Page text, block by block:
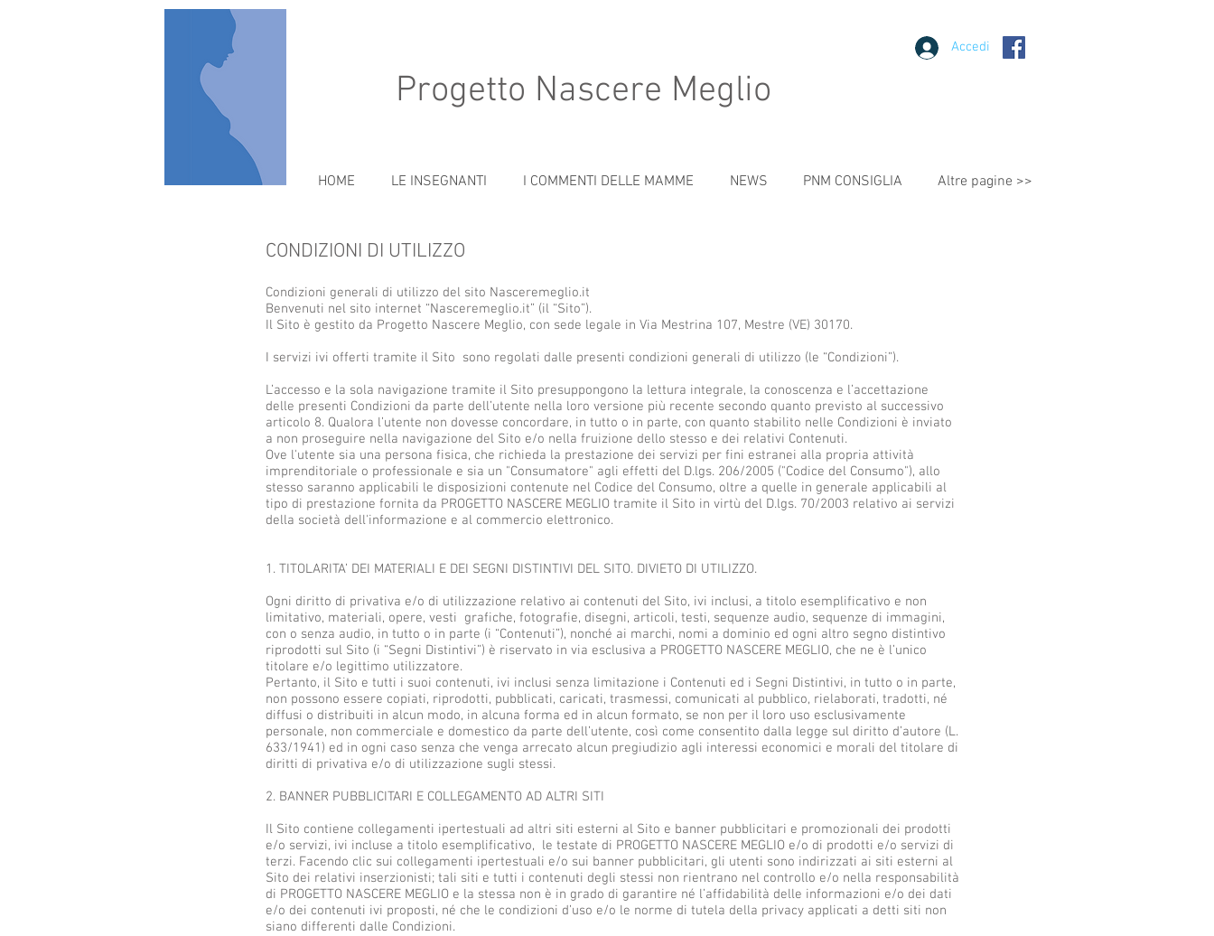
Accedi
Progetto Nascere Meglio
HOME LE INSEGNANTI I COMMENTI DELLE MAMME NEWS PNM CONSIGLIA Altre pagine >>
CONDIZIONI DI UTILIZZO
Condizioni generali di utilizzo del sito Nasceremeglio.it
Benvenuti nel sito internet “Nasceremeglio.it” (il “Sito”).
Il Sito è gestito da Progetto Nascere Meglio, con sede legale in Via Mestrina 107, Mestre (VE) 30170.
I servizi ivi offerti tramite il Sito sono regolati dalle presenti condizioni generali di utilizzo (le “Condizioni”).
L’accesso e la sola navigazione tramite il Sito presuppongono la lettura integrale, la conoscenza e l’accettazione
delle presenti Condizioni da parte dell’utente nella loro versione più recente secondo quanto previsto al successivo
articolo 8. Qualora l’utente non dovesse concordare, in tutto o in parte, con quanto stabilito nelle Condizioni è inviato
a non proseguire nella navigazione del Sito e/o nella fruizione dello stesso e dei relativi Contenuti.
Ove l'utente sia una persona fisica, che richieda la prestazione dei servizi per fini estranei alla propria attività
imprenditoriale o professionale e sia un "Consumatore" agli effetti del D.lgs. 206/2005 ("Codice del Consumo"), allo
stesso saranno applicabili le disposizioni contenute nel Codice del Consumo, oltre a quelle in generale applicabili al
tipo di prestazione fornita da PROGETTO NASCERE MEGLIO tramite il Sito in virtù del D.lgs. 70/2003 relativo ai servizi
della società dell'informazione e al commercio elettronico.
1. TITOLARITA’ DEI MATERIALI E DEI SEGNI DISTINTIVI DEL SITO. DIVIETO DI UTILIZZO.
Ogni diritto di privativa e/o di utilizzazione relativo ai contenuti del Sito, ivi inclusi, a titolo esemplificativo e non
limitativo, materiali, opere, vesti grafiche, fotografie, disegni, articoli, testi, sequenze audio, sequenze di immagini,
con o senza audio, in tutto o in parte (i “Contenuti”), nonché ai marchi, nomi a dominio ed ogni altro segno distintivo
riprodotti sul Sito (i “Segni Distintivi”) è riservato in via esclusiva a PROGETTO NASCERE MEGLIO, che ne è l’unico
titolare e/o legittimo utilizzatore.
Pertanto, il Sito e tutti i suoi contenuti, ivi inclusi senza limitazione i Contenuti ed i Segni Distintivi, in tutto o in parte,
non possono essere copiati, riprodotti, pubblicati, caricati, trasmessi, comunicati al pubblico, rielaborati, tradotti, né
diffusi o distribuiti in alcun modo, in alcuna forma ed in alcun formato, se non per il loro uso esclusivamente
personale, non commerciale e domestico da parte dell’utente, così come consentito dalla legge sul diritto d’autore (L.
633/1941) ed in ogni caso senza che venga arrecato alcun pregiudizio agli interessi economici e morali del titolare di
diritti di privativa e/o di utilizzazione sugli stessi.
2. BANNER PUBBLICITARI E COLLEGAMENTO AD ALTRI SITI
Il Sito contiene collegamenti ipertestuali ad altri siti esterni al Sito e banner pubblicitari e promozionali dei prodotti
e/o servizi, ivi incluse a titolo esemplificativo, le testate di PROGETTO NASCERE MEGLIO e/o di prodotti e/o servizi di
terzi. Facendo clic sui collegamenti ipertestuali e/o sui banner pubblicitari, gli utenti sono indirizzati ai siti esterni al
Sito dei relativi inserzionisti; tali siti e tutti i contenuti degli stessi non rientrano nel controllo e/o nella responsabilità
di PROGETTO NASCERE MEGLIO e la stessa non è in grado di garantire né l’affidabilità delle informazioni e/o dei dati
e/o dei contenuti ivi proposti, né che le condizioni d’uso e/o le norme di tutela della privacy applicati a detti siti non
siano differenti dalle Condizioni.